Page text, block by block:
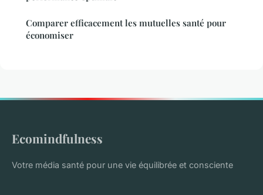
Comparer efficacement les mutuelles santé pour
économiser
Ecomindfulness
Votre média santé pour une vie équilibrée et consciente